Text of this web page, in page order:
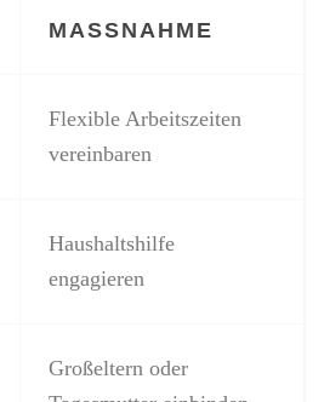
MASSNAHME
Flexible Arbeitszeiten
vereinbaren
Haushaltshilfe
engagieren
Großeltern oder